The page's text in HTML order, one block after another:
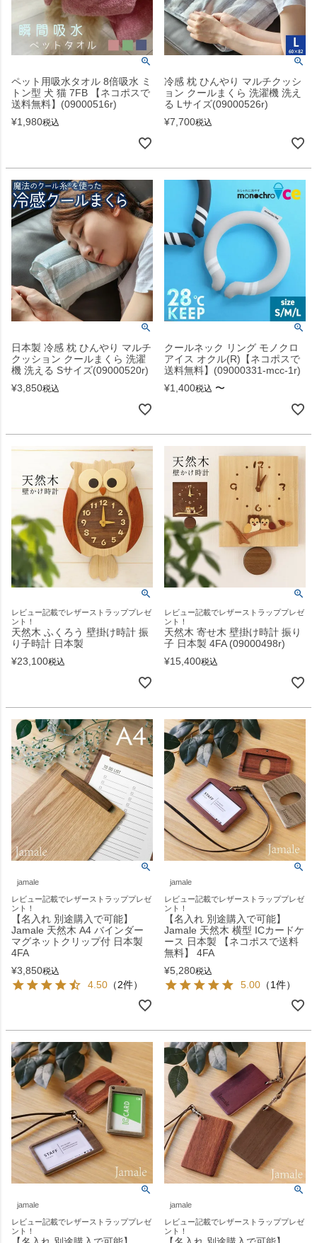
ペット用吸水タオル 8倍吸水 ミ
トン型 犬 猫 7FB 【ネコポスで
送料無料】(09000516r)
¥1,980税込
冷感 枕 ひんやり マルチクッシ
ョン クールまくら 洗濯機 洗え
る Lサイズ(09000526r)
¥7,700税込
日本製 冷感 枕 ひんやり マルチ
クッション クールまくら 洗濯
機 洗える Sサイズ(09000520r)
¥3,850税込
クールネック リング モノクロ
アイス オクル(R)【ネコポスで
送料無料】(09000331-mcc-1r)
¥1,400税込 〜
レビュー記載でレザーストラッププレゼ
ント！
天然木 ふくろう 壁掛け時計 振
り子時計 日本製
¥23,100税込
レビュー記載でレザーストラッププレゼ
ント！
天然木 寄せ木 壁掛け時計 振り
子 日本製 4FA (09000498r)
¥15,400税込
jamale
レビュー記載でレザーストラッププレゼ
ント！
【名入れ 別途購入で可能】
Jamale 天然木 A4 バインダー
マグネットクリップ付 日本製
4FA
¥3,850税込
4.50 （2件）
jamale
レビュー記載でレザーストラッププレゼ
ント！
【名入れ 別途購入で可能】
Jamale 天然木 横型 ICカードケ
ース 日本製 【ネコポスで送料
無料】 4FA
¥5,280税込
5.00 （1件）
jamale
レビュー記載でレザーストラッププレゼ
ント！
jamale
レビュー記載でレザーストラッププレゼ
ント！